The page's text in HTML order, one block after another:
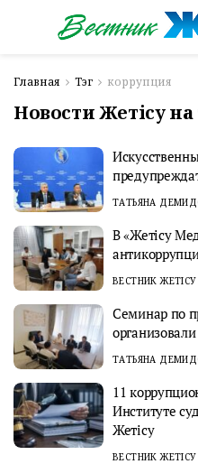
Главная Тэг коррупция
Новости Жетісу
ТАТЬЯНА
В «Жетісу
ВЕСТНИК ЖЕТІСУ
Семинар по
ТАТЬЯНА
11
Институте
Жетісу
ВЕСТНИК ЖЕТІСУ